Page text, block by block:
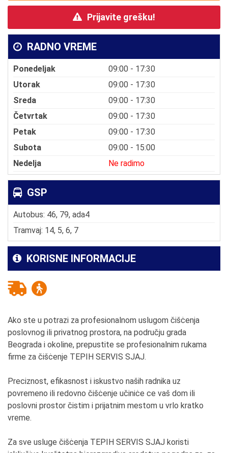
Prijavite grešku!
RADNO VREME
Ponedeljak
09:00 - 17:30
Utorak
09:00 - 17:30
Sreda
09:00 - 17:30
Četvrtak
09:00 - 17:30
Petak
09:00 - 17:30
Subota
09:00 - 15:00
Nedelja
Ne radimo
GSP
Autobus: 46, 79, ada4
Tramvaj: 14, 5, 6, 7
KORISNE INFORMACIJE
Ako ste u potrazi za profesionalnom uslugom čišċenja
poslovnog ili privatnog prostora, na području grada
Beograda i okoline, prepustite se profesionalnim rukama
firme za čišċenje TEPIH SERVIS SJAJ.
Preciznost, efikasnost i iskustvo naših radnika uz
povremeno ili redovno čišċenje učiniċe ce vaš dom ili
poslovni prostor čistim i prijatnim mestom u vrlo kratko
vreme.
Za sve usluge čišċenja TEPIH SERVIS SJAJ koristi